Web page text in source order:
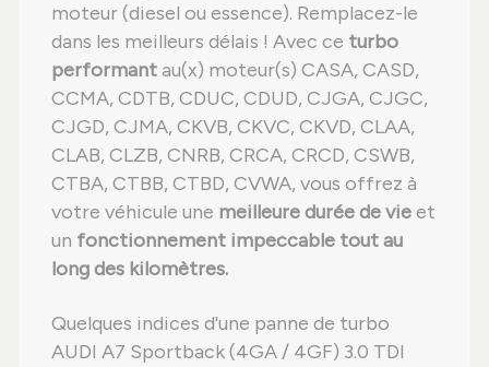
moteur (diesel ou essence). Remplacez-le
dans les meilleurs délais ! Avec ce turbo
performantau(x) moteur(s) CASA, CASD,
CCMA, CDTB, CDUC, CDUD, CJGA, CJGC,
CJGD, CJMA, CKVB, CKVC, CKVD, CLAA,
CLAB, CLZB, CNRB, CRCA, CRCD, CSWB,
CTBA, CTBB, CTBD, CVWA, vous offrez à
votre véhicule une meilleure durée de vieet
un fonctionnement impeccable tout au
long des kilomètres.
Quelques indices d'une panne de turbo
AUDI A7 Sportback (4GA / 4GF) 3.0 TDI